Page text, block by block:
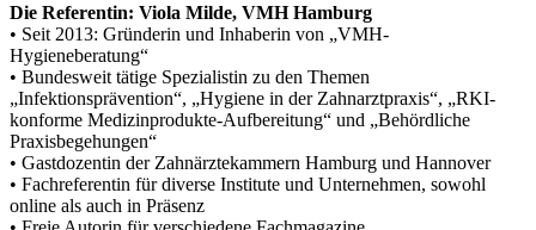
Die Referentin: Viola Milde, VMH Hamburg
• Seit 2013: Gründerin und Inhaberin von „VMH-
Hygieneberatung“
• Bundesweit tätige Spezialistin zu den Themen
„Infektionsprävention“, „Hygiene in der Zahnarztpraxis“, „RKI-
konforme Medizinprodukte-Aufbereitung“ und „Behördliche
Praxisbegehungen“
• Gastdozentin der Zahnärztekammern Hamburg und Hannover
• Fachreferentin für diverse Institute und Unternehmen, sowohl
online als auch in Präsenz